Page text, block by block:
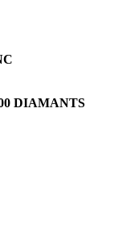
DIAMANTS